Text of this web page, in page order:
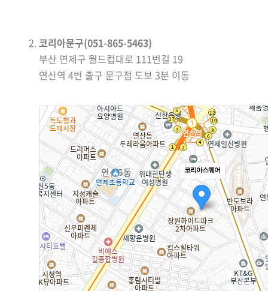
코리아문구(051-865-5463)
부산 연제구 월드컵대로 111번길 19
연산역 4번 출구 문구점 도보 3분 이동
코리아스퀘어